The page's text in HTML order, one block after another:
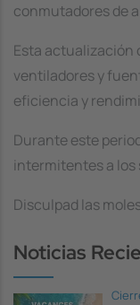
conmutadores de
Esta actualización
ventiladores y
eficiencia y
Durante este
intermitentes a los
Disculpad las
Noticias